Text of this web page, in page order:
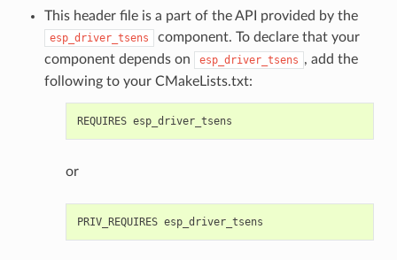
This header file is a part of the API provided by the
esp_driver_tsens
component. To declare that your
component depends on
esp_driver_tsens , add the
following to your CMakeLists.txt:
or